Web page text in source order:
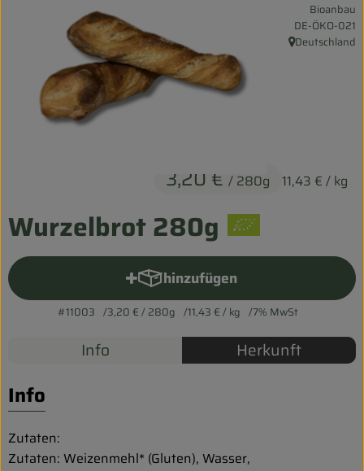
Entspannt durch die FERIEN
Obst & Gemüse
Kühltheke
Backwaren
Kosmetik
Pferdepension & Reitbetrieb
Firmenkunden
Wurzelbrot 280g
3,20 € / 280g 11,43 € / kg
Bioanbau
, Kontrollstelle:
DE-ÖKO-021
, Herkunft:
Deutschland
hinzufügen
Produkt zum Warenkorb
#11003 3,20 €/ 280g 11,43 €/ kg 7% MwSt
Info Herkunft
Info
Zutaten:
Zutaten: Weizenmehl* (Gluten), Wasser,